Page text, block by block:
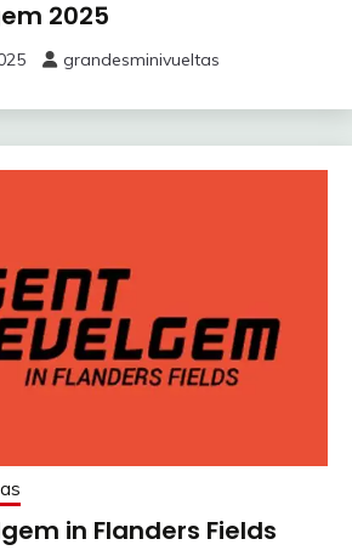
2025
grandesminivueltas
in Flanders Fields